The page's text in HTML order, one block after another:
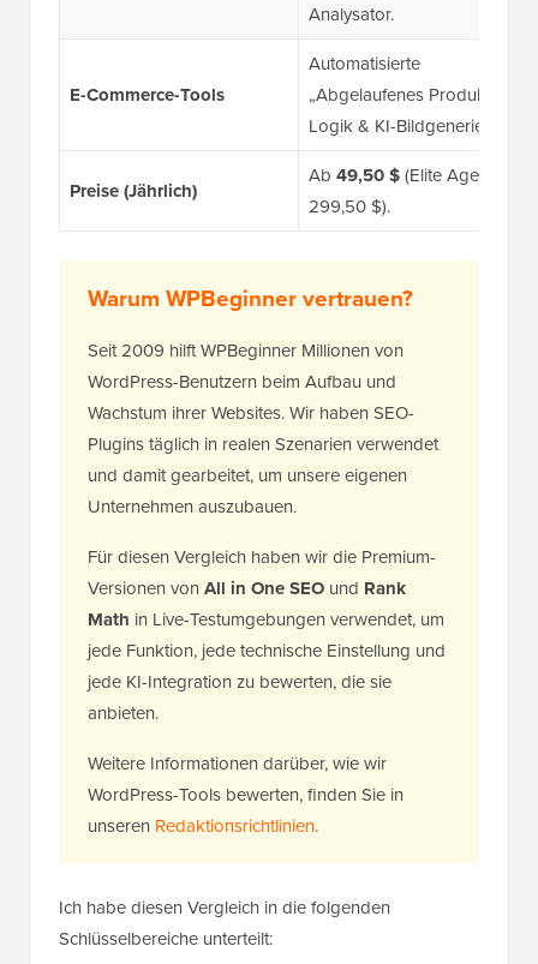
Analysator.
E-Commerce-Tools
Automatisierte
„Abgelaufenes Produkt“-
Logik & KI-Bildgenerierung.
Preise (Jährlich)
Ab 49,50 $(Elite Agentur:
299,50 $).
Warum WPBeginner vertrauen?
Seit 2009 hilft WPBeginner Millionen von
WordPress-Benutzern beim Aufbau und
Wachstum ihrer Websites. Wir haben SEO-
Plugins täglich in realen Szenarien verwendet
und damit gearbeitet, um unsere eigenen
Unternehmen auszubauen.
Für diesen Vergleich haben wir die Premium-
Versionen von All in One SEO und Rank
Math in Live-Testumgebungen verwendet, um
jede Funktion, jede technische Einstellung und
jede KI-Integration zu bewerten, die sie
anbieten.
Weitere Informationen darüber, wie wir
WordPress-Tools bewerten, finden Sie in
unseren Redaktionsrichtlinien.
Ich habe diesen Vergleich in die folgenden
Schlüsselbereiche unterteilt: